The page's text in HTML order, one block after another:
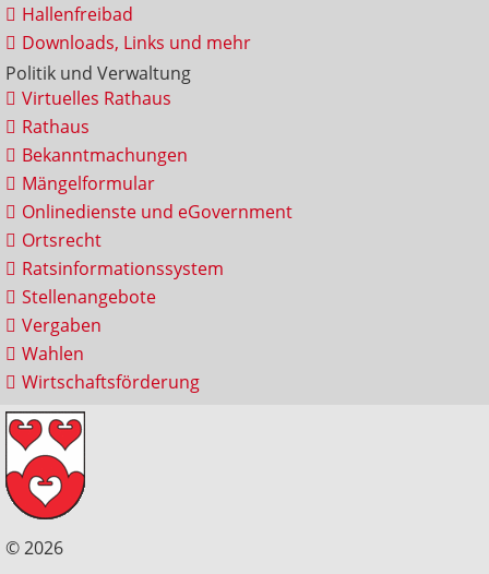
Hallenfreibad
Downloads, Links und mehr
Politik und Verwaltung
Virtuelles Rathaus
Rathaus
Bekanntmachungen
Mängelformular
Onlinedienste und eGovernment
Ortsrecht
Ratsinformationssystem
Stellenangebote
Vergaben
Wahlen
Wirtschaftsförderung
© 2026